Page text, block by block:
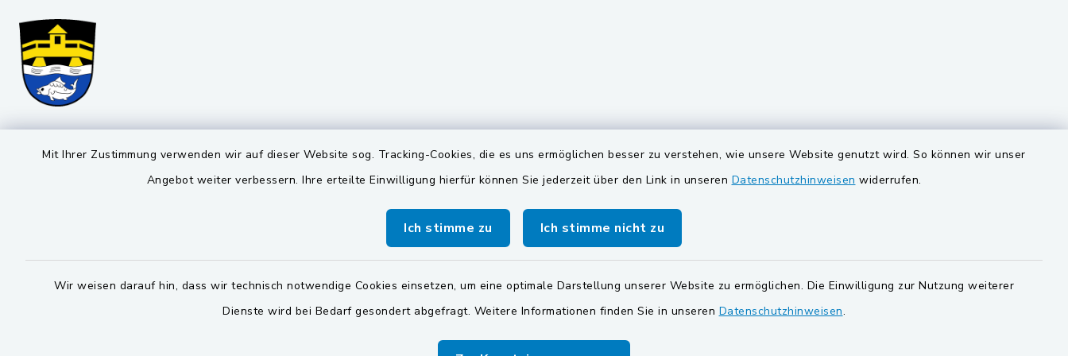
Mit Ihrer Zustimmung verwenden wir auf dieser Website sog. Tracking-Cookies, die es uns ermöglichen besser zu verstehen, wie unsere Website genutzt wird. So können wir unser
Angebot weiter verbessern. Ihre erteilte Einwilligung hierfür können Sie jederzeit über den Link in unseren Datenschutzhinweisen widerrufen.
Ich stimme zu Ich stimme nicht zu
Wir weisen darauf hin, dass wir technisch notwendige Cookies einsetzen, um eine optimale Darstellung unserer Website zu ermöglichen. Die Einwilligung zur Nutzung weiterer
Dienste wird bei Bedarf gesondert abgefragt. Weitere Informationen finden Sie in unseren Datenschutzhinweisen.
Markt Schwarzenfeld
info@schwarzenfeld.de
Öffnungszeiten
Montag bis Freitag:
08:00-12:00 Uhr
Montag und Dienstag zusätzlich:
Donnerstag zusätzlich:
Quicklinks
Oberpfälzer Seenland
Zweckverband Wasserversorgung
Pretzabrucker Gruppe
BayernPortal
VG und Gemeinden
Gemeinde Schwarzach bei Nabburg
Verwaltungsgemeinschaft